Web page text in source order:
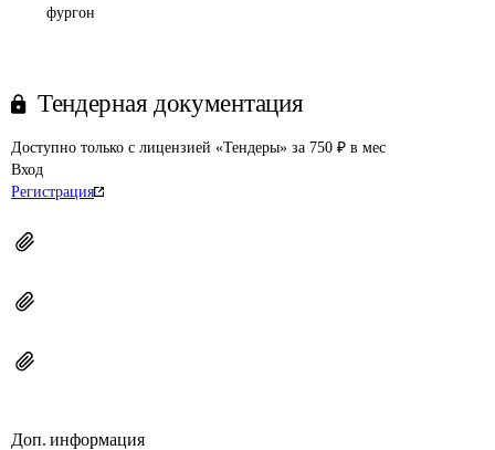
фургон
Тендерная документация
Доступно только с лицензией «Тендеры» за 750 ₽ в мес
Вход
Регистрация
Доп. информация